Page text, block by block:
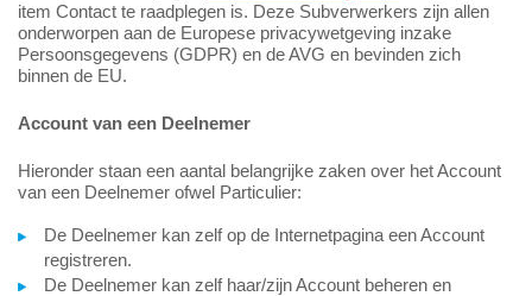
item Contact te raadplegen is. Deze Subverwerkers zijn allen
onderworpen aan de Europese privacywetgeving inzake
Persoonsgegevens (GDPR) en de AVG en bevinden zich
binnen de EU.
Account van een Deelnemer
Hieronder staan een aantal belangrijke zaken over het Account
van een Deelnemer ofwel Particulier:
De Deelnemer kan zelf op de Internetpagina een Account
registreren.
De Deelnemer kan zelf haar/zijn Account beheren en